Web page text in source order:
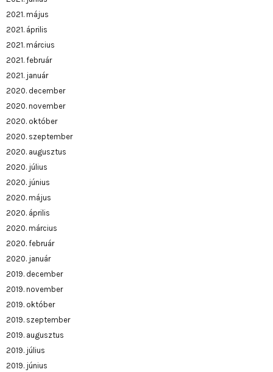
2021. május
2021. április
2021. március
2021. február
2021. január
2020. december
2020. november
2020. október
2020. szeptember
2020. augusztus
2020. július
2020. június
2020. május
2020. április
2020. március
2020. február
2020. január
2019. december
2019. november
2019. október
2019. szeptember
2019. augusztus
2019. július
2019. június